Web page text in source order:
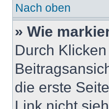
Nach oben
» Wie
Durch
die erste